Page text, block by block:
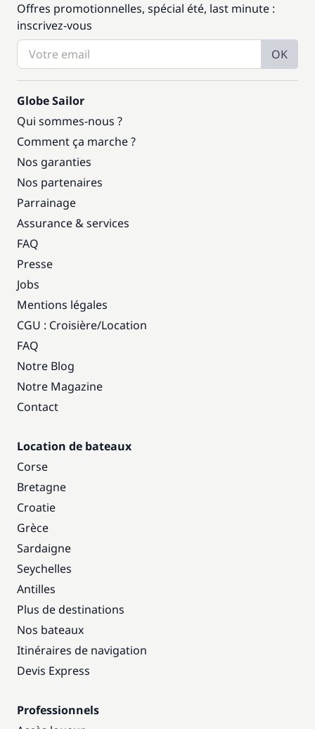
Offres promotionnelles, spécial été, last minute :
inscrivez-vous
OK
Globe Sailor
Qui sommes-nous ?
Comment ça marche ?
Nos garanties
Nos partenaires
Parrainage
Assurance & services
FAQ
Presse
Jobs
Mentions légales
CGU : Croisière/Location
FAQ
Notre Blog
Notre Magazine
Contact
Location de bateaux
Corse
Bretagne
Croatie
Grèce
Sardaigne
Seychelles
Antilles
Plus de destinations
Nos bateaux
Itinéraires de navigation
Devis Express
Professionnels